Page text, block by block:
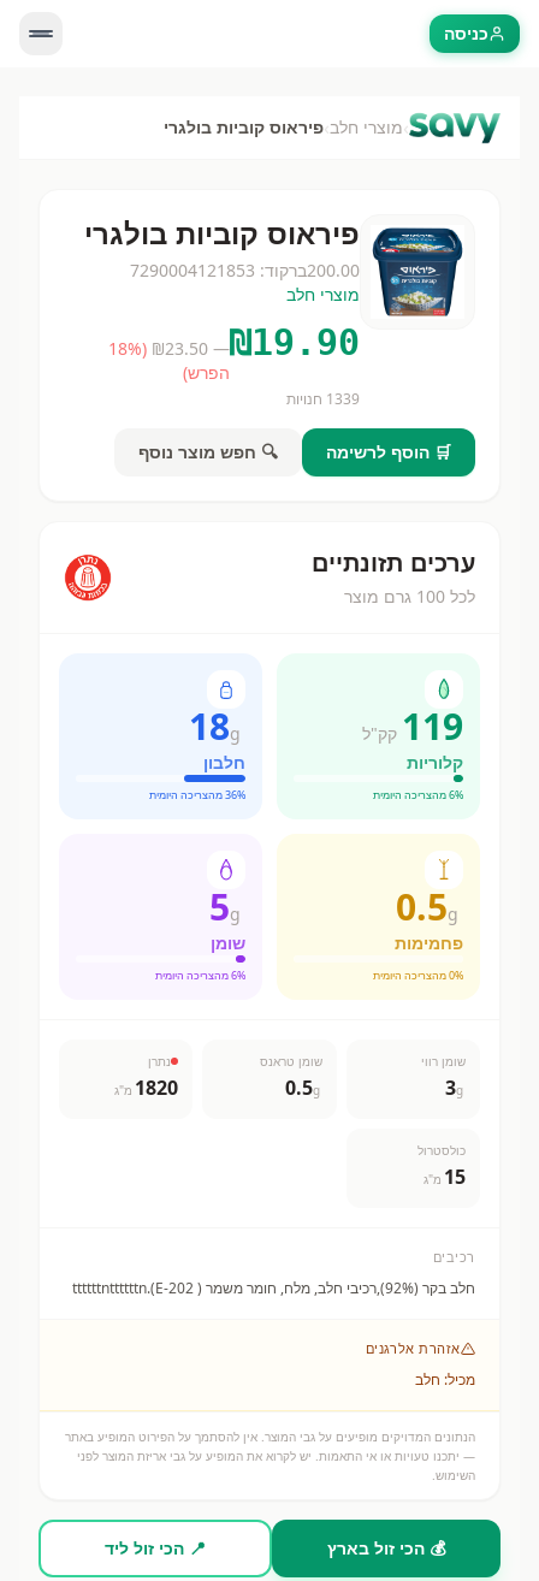
כניסה
›מוצרי חלב›פיראוס קוביות בולגרי
פיראוס קוביות בולגרי
200.00ברקוד: 7290004121853
מוצרי חלב
₪19.90
— ₪
23.50
(
18%
הפרש)
1339 חנויות
🛒 הוסף לרשימה 🔍 חפש מוצר נוסף
ערכים תזונתיים
לכל 100 גרם מוצר
119 קק"ל
קלוריות
6% מהצריכה היומית
18g
חלבון
36% מהצריכה היומית
0.5g
פחמימות
0% מהצריכה היומית
5g
שומן
6% מהצריכה היומית
שומן רווי
3g
שומן טראנס
0.5g
נתרן
1820 מ"ג
כולסטרול
15 מ"ג
רכיבים
חלב בקר (92%),רכיבי חלב, מלח, חומר משמר ( E-202).ttttttnttttttn
אזהרת אלרגנים
מכיל: חלב
הנתונים המדויקים מופיעים על גבי המוצר. אין להסתמך על הפירוט המופיע באתר
— יתכנו טעויות או אי התאמות. יש לקרוא את המופיע על גבי אריזת המוצר לפני
השימוש.
💰 הכי זול בארץ 📍 הכי זול ליד